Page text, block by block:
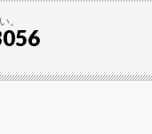
。